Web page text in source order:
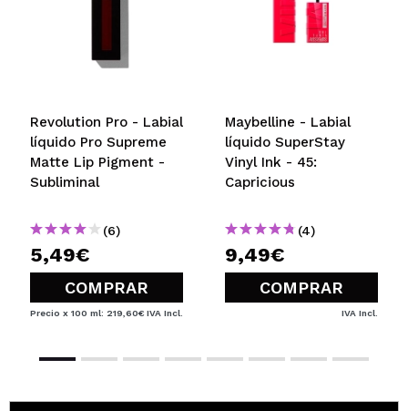
Me encanta cómo se adapta al pH natural de mis
suaves y con un brillo hermoso.
¿Recomendarías su compra?
Si
Útil Responder
Revolution Pro - Labial
líquido Pro Supreme
Matte Lip Pigment -
Subliminal
(6)
5,49€
COMPRAR
Precio x 100 ml: 219,60€ IVA Incl.
Maybelline - Labial
líquido SuperStay
Vinyl Ink - 45:
Capricious
(4)
9,49€
COMPRAR
IVA Incl.